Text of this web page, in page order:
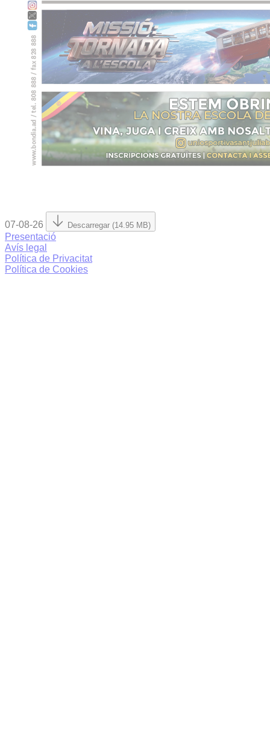
07-08-26 Descarregar (14.95 MB)
Presentació
Avís legal
Política de Privacitat
Política de Cookies